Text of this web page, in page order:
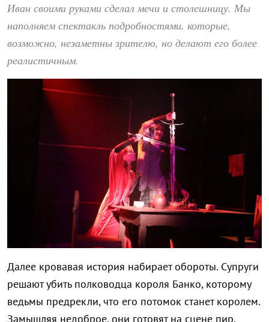
Иван своими руками сделал мечи и столешницу. Мы
наполняем спектакль подробностями, которые,
возможно, незаметны зрителю, но делают его более
реалистичным.
Далее кровавая история набирает обороты. Супруги
решают убить полководца короля Банко, которому
ведьмы предрекли, что его потомок станет королем.
Замышляя недоброе, они готовят на сцене пир,